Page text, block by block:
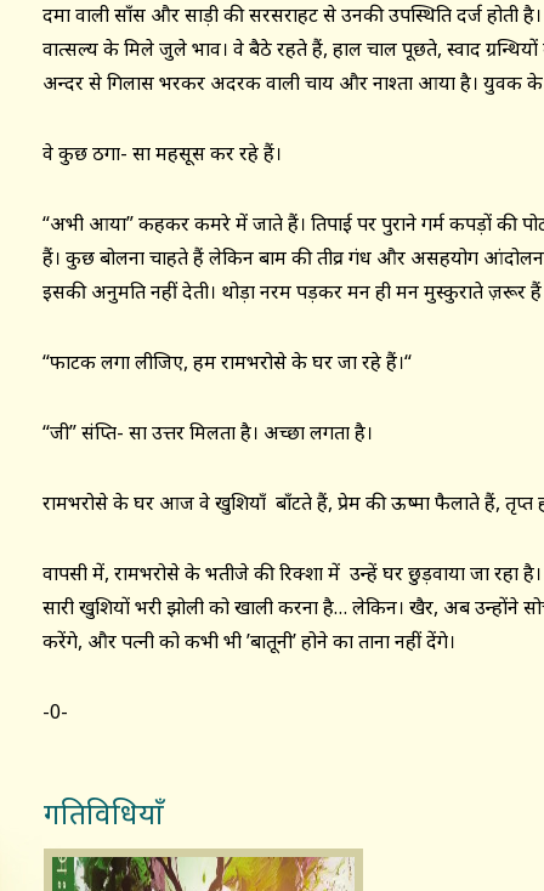
दमा वाली साँस और साड़ी की सरसराहट से उनकी उपस्थिति दर्ज
वात्सल्य के मिले जुले भाव। वे बैठे रहते हैं, हाल चाल पूछते, स्वाद
अन्दर से गिलास भरकर अदरक वाली चाय और नाश्ता आया है। युवक के
वे कुछ ठगा- सा महसूस कर रहे हैं।
“अभी आया” कहकर कमरे में जाते हैं। तिपाई पर पुराने गर्म कपड़ों की
हैं। कुछ बोलना चाहते हैं लेकिन बाम की तीव्र गंध और असहयोग
इसकी अनुमति नहीं देती। थोड़ा नरम पड़कर मन ही मन मुस्कुराते ज़रूर
“फाटक लगा लीजिए, हम रामभरोसे के घर जा रहे हैं।“
“जी” संक्षिप्त- सा उत्तर मिलता है। अच्छा लगता है।
रामभरोसे के घर आज वे खुशियाँ बाँटते हैं, प्रेम की ऊष्मा फैलाते हैं, तृप्त
वापसी में, रामभरोसे के भतीजे की रिक्शा में उन्हें घर छुड़वाया जा रहा
सारी खुशियों भरी झोली को खाली करना है… लेकिन। खैर, अब उन्होंने
करेंगे, और पत्नी को कभी भी ’बातूनी’ होने का ताना नहीं देंगे।
-0-
गतिविधियाँ